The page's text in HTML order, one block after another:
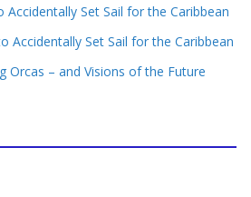
Accidentally Set Sail for the Caribbean
Accidentally Set Sail for the Caribbean
Orcas – and Visions of the Future